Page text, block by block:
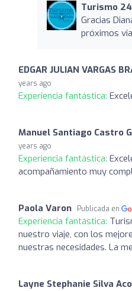
Turismo
Gracias
próximos
EDGAR JULIAN VARGAS
years ago
Experiencia fantástica:
Manuel Santiago Castro
years ago
Experiencia fantástica:
acompañamiento muy
Paola Varon Publicada en
Experiencia fantástica:
nuestro viaje, con los
nuestras necesidades. La
Layne Stephanie Silva